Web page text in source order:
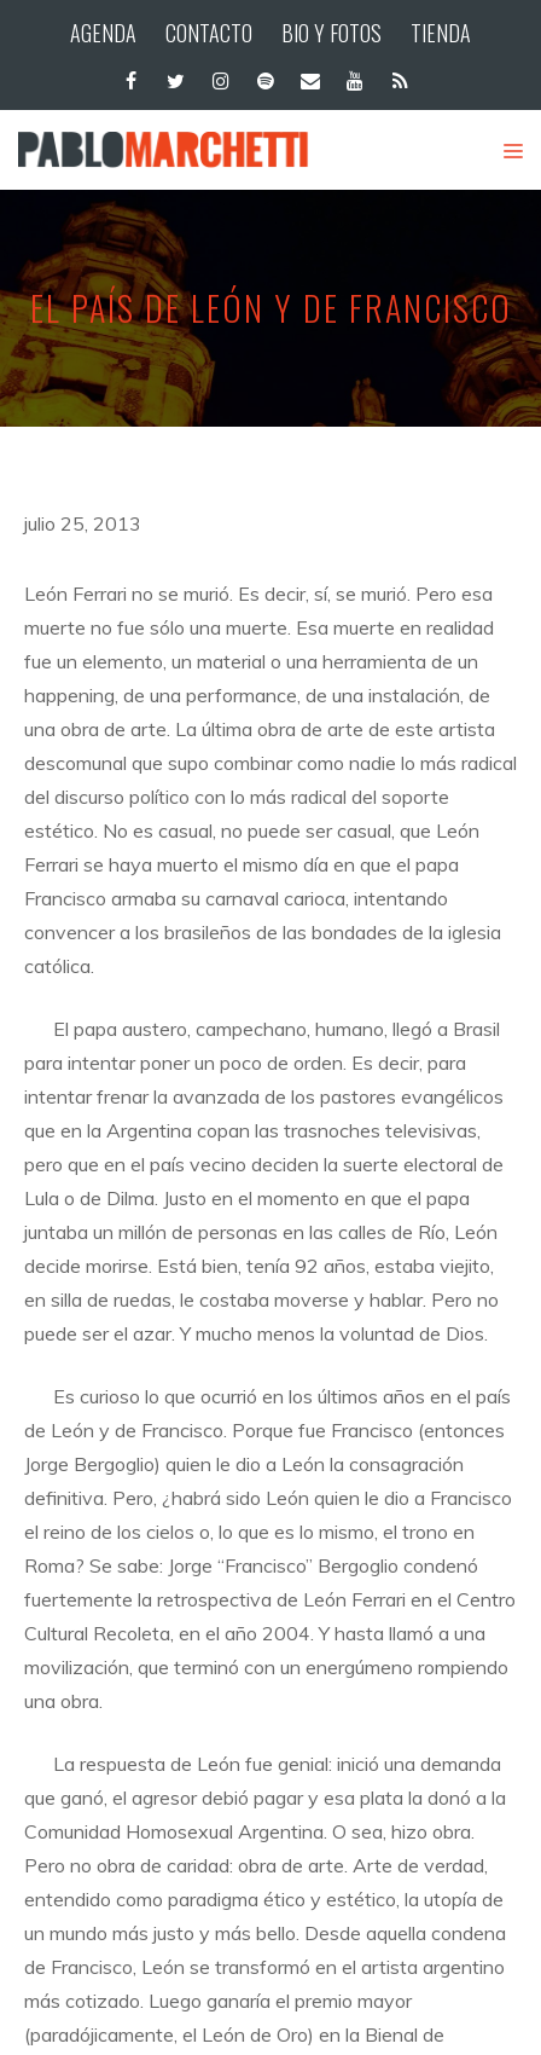
AGENDA CONTACTO BIO Y FOTOS TIENDA
EL PAÍS DE LEÓN Y DE FRANCISCO
julio 25, 2013
León Ferrari no se murió. Es decir, sí, se murió. Pero esa
muerte no fue sólo una muerte. Esa muerte en realidad
fue un elemento, un material o una herramienta de un
happening, de una performance, de una instalación, de
una obra de arte. La última obra de arte de este artista
descomunal que supo combinar como nadie lo más radical
del discurso político con lo más radical del soporte
estético. No es casual, no puede ser casual, que León
Ferrari se haya muerto el mismo día en que el papa
Francisco armaba su carnaval carioca, intentando
convencer a los brasileños de las bondades de la iglesia
católica.
El papa austero, campechano, humano, llegó a Brasil
para intentar poner un poco de orden. Es decir, para
intentar frenar la avanzada de los pastores evangélicos
que en la Argentina copan las trasnoches televisivas,
pero que en el país vecino deciden la suerte electoral de
Lula o de Dilma. Justo en el momento en que el papa
juntaba un millón de personas en las calles de Río, León
decide morirse. Está bien, tenía 92 años, estaba viejito,
en silla de ruedas, le costaba moverse y hablar. Pero no
puede ser el azar. Y mucho menos la voluntad de Dios.
Es curioso lo que ocurrió en los últimos años en el país
de León y de Francisco. Porque fue Francisco (entonces
Jorge Bergoglio) quien le dio a León la consagración
definitiva. Pero, ¿habrá sido León quien le dio a Francisco
el reino de los cielos o, lo que es lo mismo, el trono en
Roma? Se sabe: Jorge “Francisco” Bergoglio condenó
fuertemente la retrospectiva de León Ferrari en el Centro
Cultural Recoleta, en el año 2004. Y hasta llamó a una
movilización, que terminó con un energúmeno rompiendo
una obra.
La respuesta de León fue genial: inició una demanda
que ganó, el agresor debió pagar y esa plata la donó a la
Comunidad Homosexual Argentina. O sea, hizo obra.
Pero no obra de caridad: obra de arte. Arte de verdad,
entendido como paradigma ético y estético, la utopía de
un mundo más justo y más bello. Desde aquella condena
de Francisco, León se transformó en el artista argentino
más cotizado. Luego ganaría el premio mayor
(paradójicamente, el León de Oro) en la Bienal de